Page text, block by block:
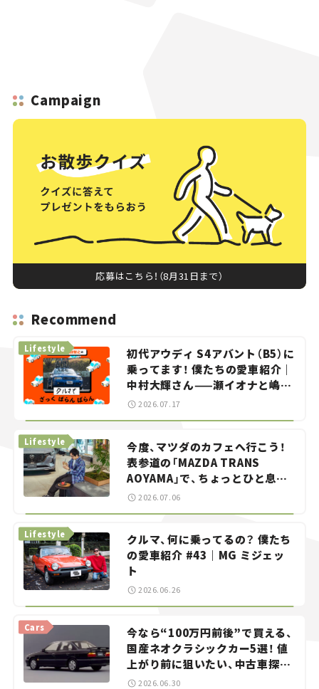
Campaign
応募はこちら！（8月31日まで）
Recommend
初代アウディ S4アバント（B5）に
乗ってます！ 僕たちの愛車紹介｜
中村大輝さん——瀬イオナと嶋田
智之の「クルマでざっくばらんば
Lifestyle
2026.07.17
今度、マツダのカフェへ行こう！
表参道の「MAZDA TRANS
AOYAMA」で、ちょっとひと息。
——連載｜CCGとクルマでどうす
Lifestyle
2026.07.06
クルマ、何に乗ってるの？ 僕たち
の愛車紹介 #43｜MG ミジェッ
ト
Lifestyle
2026.06.26
今なら“100万円前後”で買える、
国産ネオクラシックカー5選！ 値
上がり前に狙いたい、中古車探し
をお手伝い――ちょっとイケてるマ
Cars
2026.06.30